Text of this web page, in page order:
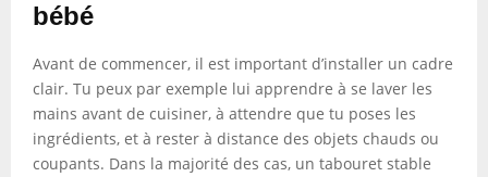
bébé
Avant de commencer, il est important d’installer un cadre
clair. Tu peux par exemple lui apprendre à se laver les
mains avant de cuisiner, à attendre que tu poses les
ingrédients, et à rester à distance des objets chauds ou
coupants. Dans la majorité des cas, un tabouret stable